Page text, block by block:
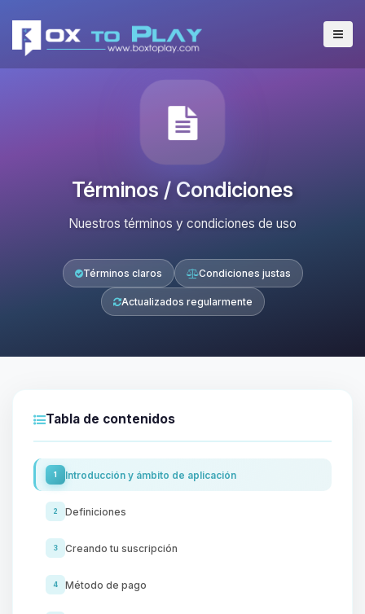
Términos / Condiciones
Nuestros términos y condiciones de uso
Términos claros Condiciones justas
Actualizados regularmente
Tabla de contenidos
1 Introducción y ámbito de aplicación
2 Definiciones
3 Creando tu suscripción
4 Método de pago